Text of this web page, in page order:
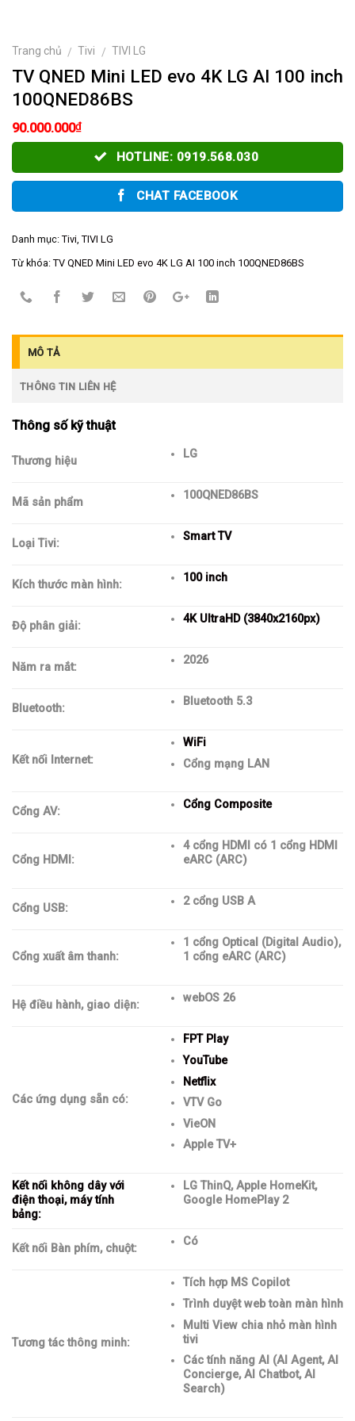
Trang chủ / Tivi / TIVI LG
TV QNED Mini LED evo 4K LG AI 100 inch
100QNED86BS
90.000.000₫
HOTLINE: 0919.568.030
CHAT FACEBOOK
Danh mục: Tivi TIVI LG
Từ khóa: TV QNED Mini LED evo 4K LG AI 100 inch 100QNED86BS
MÔ TẢ
THÔNG TIN LIÊN HỆ
Thông số kỹ thuật
Thương hiệu
LG
Mã sản phẩm
100QNED86BS
Loại Tivi:
Smart TV
Kích thước màn hình:
100 inch
Độ phân giải:
4K UltraHD (3840x2160px)
Năm ra mắt:
2026
Bluetooth:
Bluetooth 5.3
Kết nối Internet:
WiFi
Cổng mạng LAN
Cổng AV:
Cổng Composite
Cổng HDMI:
4 cổng HDMI có 1 cổng HDMI
eARC (ARC)
Cổng USB:
2 cổng USB A
Cổng xuất âm thanh:
1 cổng Optical (Digital Audio),
1 cổng eARC (ARC)
Hệ điều hành, giao diện:
webOS 26
Các ứng dụng sẵn có:
FPT Play
YouTube
Netflix
VTV Go
VieON
Apple TV+
Kết nối không dây với
điện thoại, máy tính
bảng:
LG ThinQ, Apple HomeKit,
Google HomePlay 2
Kết nối Bàn phím, chuột:
Có
Tương tác thông minh:
Tích hợp MS Copilot
Trình duyệt web toàn màn hình
Multi View chia nhỏ màn hình
tivi
Các tính năng AI (AI Agent, AI
Concierge, AI Chatbot, AI
Search)